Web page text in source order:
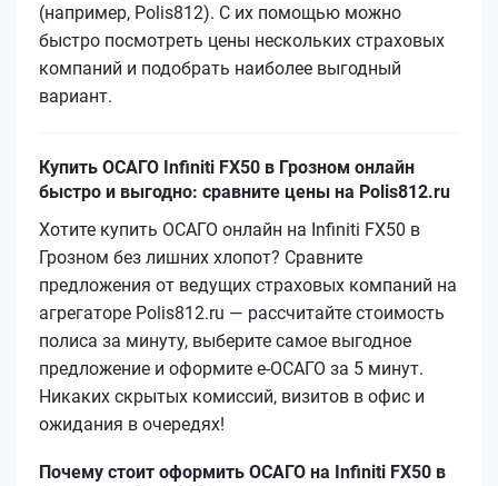
(например, Polis812). С их помощью можно
быстро посмотреть цены нескольких страховых
компаний и подобрать наиболее выгодный
вариант.
Купить ОСАГО Infiniti FX50 в Грозном онлайн
быстро и выгодно: сравните цены на Polis812.ru
Хотите купить ОСАГО онлайн на Infiniti FX50 в
Грозном без лишних хлопот? Сравните
предложения от ведущих страховых компаний на
агрегаторе Polis812.ru — рассчитайте стоимость
полиса за минуту, выберите самое выгодное
предложение и оформите е‑ОСАГО за 5 минут.
Никаких скрытых комиссий, визитов в офис и
ожидания в очередях!
Почему стоит оформить ОСАГО на Infiniti FX50 в